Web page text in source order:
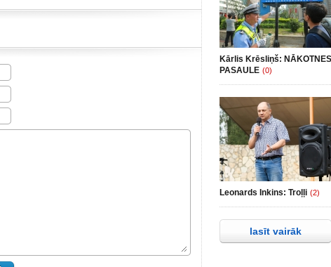
Kārlis Krēsliņš: NĀKOTNES
PASAULE (0)
Leonards Inkins: Troļļi (2)
lasīt vairāk